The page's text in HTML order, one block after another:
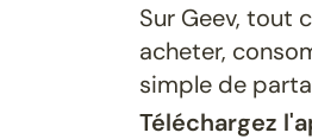
Sur Geev, tout
acheter,
simple de
Téléchargez